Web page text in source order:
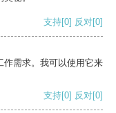
支持[0] 反对[0]
作需求。我可以使用它来
支持[0] 反对[0]